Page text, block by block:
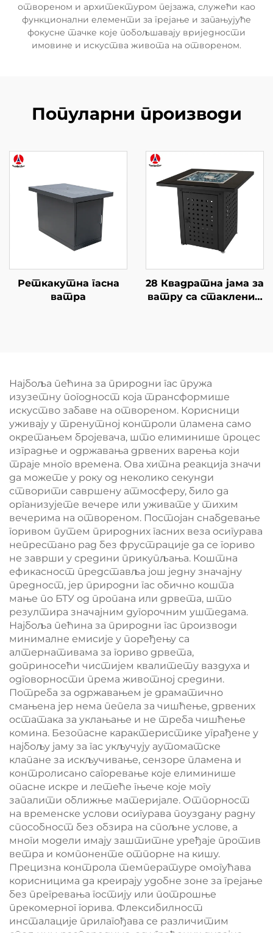
отвореном и архитектуром пејзажа, служећи као
функционални елементи за грејање и запањујуће
фокусне тачке које побољшавају вриједности
имовине и искуства живота на отвореном.
Популарни производи
Реткакутна гасна
ватра
28 Квадратна јама за
ватру са стакленим
Најбоља пећина за природни гас пружа
изузетну погодност која трансформише
искуство забаве на отвореном. Корисници
уживају у тренутној контроли пламена само
окретањем бројевача, што елиминише процес
изградње и одржавања дрвених варења који
траје много времена. Ова хитна реакција значи
да можете у року од неколико секунди
створити савршену атмосферу, било да
организујете вечере или уживате у тихим
вечерима на отвореном. Постојан снабдевање
горивом путем природних гасних веза осигурава
непрестано рад без фрустрације да се гориво
не заврши у средини прикупљања. Коштна
ефикасност представља још једну значајну
предност, јер природни гас обично кошта
мање по БТУ од пропана или дрвета, што
резултира значајним дугорочним уштедама.
Најбоља пећина за природни гас производи
минималне емисије у поређењу са
алтернативама за гориво дрвета,
доприносећи чистијем квалитету ваздуха и
одговорности према животној средини.
Потреба за одржавањем је драматично
смањена јер нема пепела за чишћење, дрвених
остатака за уклањање и не треба чишћење
комина. Безопасне карактеристике уграђене у
најбољу јаму за гас укључују аутоматске
клапане за искључивање, сензоре пламена и
контролисано сагоревање које елиминише
опасне искре и летеће гњече које могу
запалити оближње материјале. Отпорност
на временске услови осигурава поуздану радну
способност без обзира на спољне услове, а
многи модели имају заштитне уређаје против
ветра и компоненте отпорне на кишу.
Прецизна контрола температуре омогућава
корисницима да креирају удобне зоне за грејање
без прегревања гостију или потрошње
прекомерног горива. Флексибилност
инсталације прилагођава се различитим